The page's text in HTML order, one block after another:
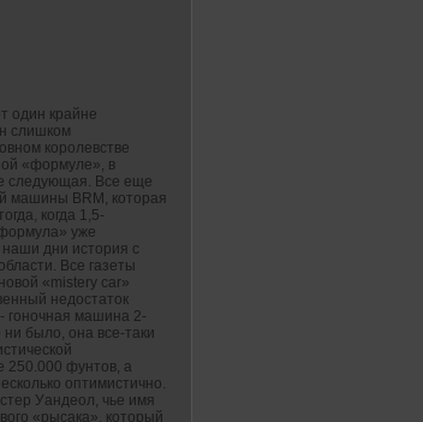
один крайне
слишком
королевстве
«формуле», в
следующая. Все еще
машины BRM, которая
когда 1,5-
уже
дни история с
Все газеты
«mistery car»
недостаток
гоночная машина 2-
ни было, она все-таки
250.000 фунтов, а
оптимистично.
Уандеол, чье имя
«рысака», который